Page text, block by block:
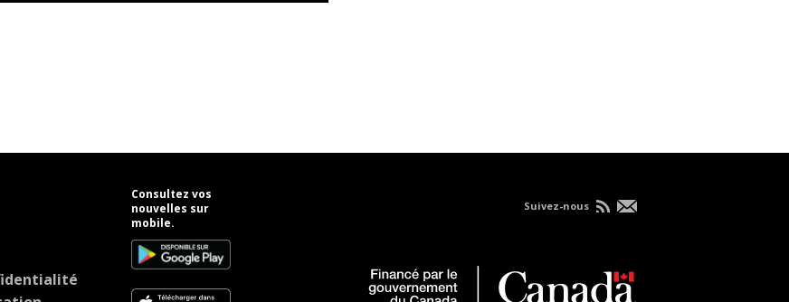
Consultez vos
nouvelles sur
mobile.
Suivez-nous